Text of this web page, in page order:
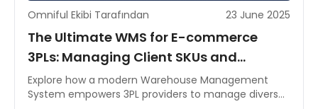
Omniful Ekibi Tarafından 23 June 2025
The Ultimate WMS for E-commerce
3PLs: Managing Client SKUs and
Custom Branding with Precision
Explore how a modern Warehouse Management
System empowers 3PL providers to manage diverse